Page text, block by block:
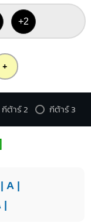
+2
+
กีต้าร์ 2 กีต้าร์ 3
| A |
|